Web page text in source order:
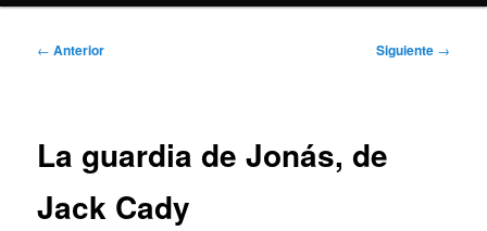
Navegación
← Anterior Siguiente →
La guardia de Jonás, de
Jack Cady